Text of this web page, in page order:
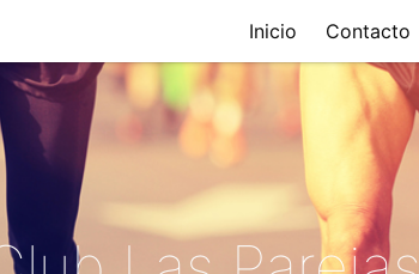
Inicio Contacto